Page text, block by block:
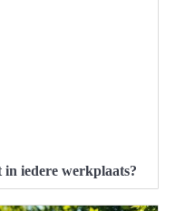
in iedere werkplaats?